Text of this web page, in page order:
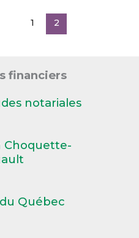
1 2
financiers